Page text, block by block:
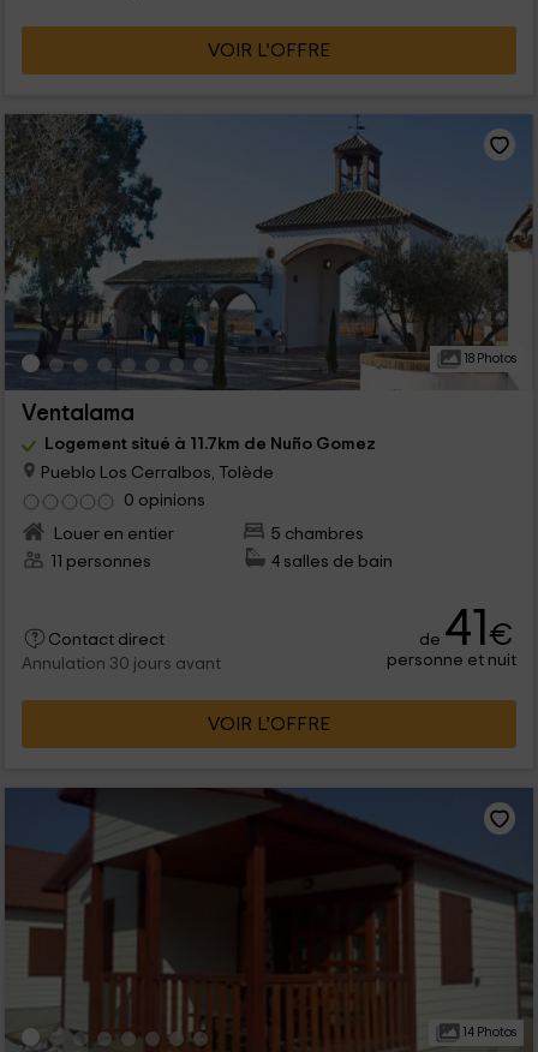
VOIR L’OFFRE
18 Photos
Ventalama
Logement situé à 11.7km de Nuño Gomez
Pueblo Los Cerralbos, Tolède
0 opinions
Louer en entier
5 chambres
11 personnes
4 salles de bain
Contact direct
Annulation 30 jours avant
de 41€
personne et nuit
VOIR L’OFFRE
14 Photos